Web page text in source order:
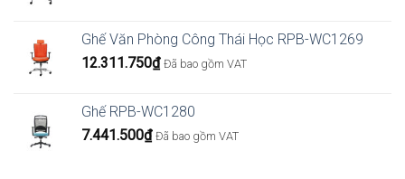
Ghế Văn Phòng Công Thái Học RPB-WC1269
12.311.750₫ Đã bao gồm VAT
Ghế RPB-WC1280
7.441.500₫ Đã bao gồm VAT